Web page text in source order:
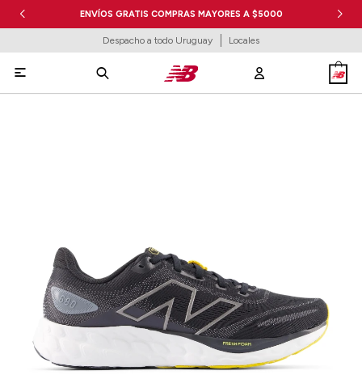
ENVÍOS GRATIS COMPRAS MAYORES A $5000
Despacho a todo Uruguay Locales
